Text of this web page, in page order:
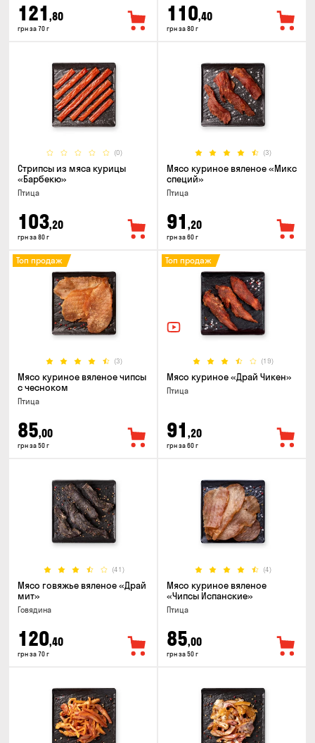
121 ,80
грн за 70 г
110,40
грн за 80 г
(0)
Стрипсы из мяса курицы
«Барбекю»
Птица
103,20
грн за 80 г
(3)
Мясо куриное вяленое «Микс
специй»
Птица
91 ,20
грн за 60 г
(3)
Топ продаж
Мясо куриное вяленое чипсы
с чесноком
Птица
85,00
грн за 50 г
(19)
Топ продаж
Мясо куриное «Драй Чикен»
Птица
91 ,20
грн за 60 г
(41)
Мясо говяжье вяленое «Драй
мит»
Говядина
120,40
грн за 70 г
(4)
Мясо куриное вяленое
«Чипсы Испанские»
Птица
85,00
грн за 50 г